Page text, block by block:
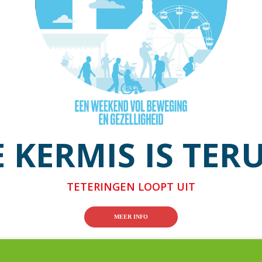
KERMIS IS
TETERINGEN LOOPT UIT
MEER INFO